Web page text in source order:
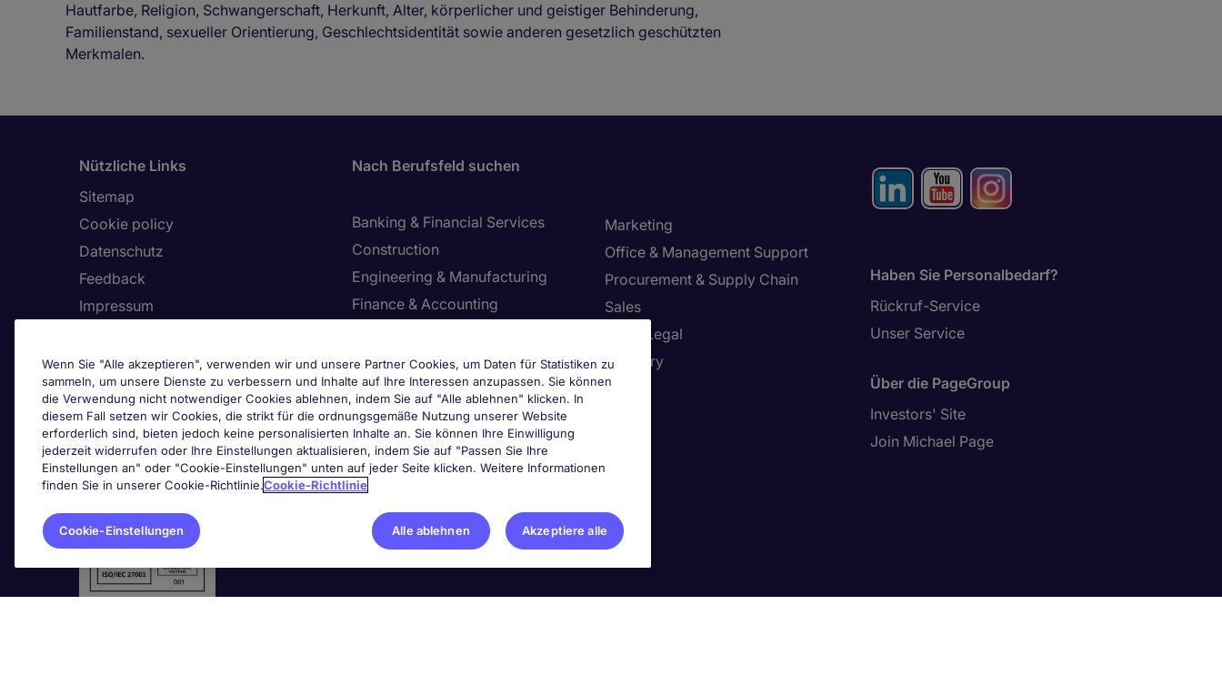
Hautfarbe, Religion, Schwangerschaft, Herkunft, Alter, körperlicher und geistiger Behinderung,
Familienstand, sexueller Orientierung, Geschlechtsidentität sowie anderen gesetzlich geschützten
Merkmalen.
Nützliche Links
Sitemap
Cookie policy
Datenschutz
Feedback
Impressum
Allgemeine Vertragsbedingungen
Barrierefreiheit
Unser Hinweisgebersystem
Zertifizierungen
Nach Berufsfeld suchen
Banking & Financial Services
Construction
Engineering & Manufacturing
Finance & Accounting
Human Resources
Information Technology
Marketing
Office & Management Support
Procurement & Supply Chain
Sales
Tax & Legal
Treasury
Cookie-Einstellungen
Haben Sie Personalbedarf?
Rückruf-Service
Unser Service
Über die PageGroup
Investors' Site
Join Michael Page
Wenn Sie "Alle akzeptieren", verwenden wir und unsere Partner Cookies, um Daten für Statistiken zu
sammeln, um unsere Dienste zu verbessern und Inhalte auf Ihre Interessen anzupassen. Sie können
die Verwendung nicht notwendiger Cookies ablehnen, indem Sie auf "Alle ablehnen" klicken. In
diesem Fall setzen wir Cookies, die strikt für die ordnungsgemäße Nutzung unserer Website
erforderlich sind, bieten jedoch keine personalisierten Inhalte an. Sie können Ihre Einwilligung
jederzeit widerrufen oder Ihre Einstellungen aktualisieren, indem Sie auf "Passen Sie Ihre
Einstellungen an" oder "Cookie-Einstellungen" unten auf jeder Seite klicken. Weitere Informationen
finden Sie in unserer Cookie-Richtlinie.Cookie-Richtlinie
Cookie-Einstellungen Alle ablehnen Akzeptiere alle